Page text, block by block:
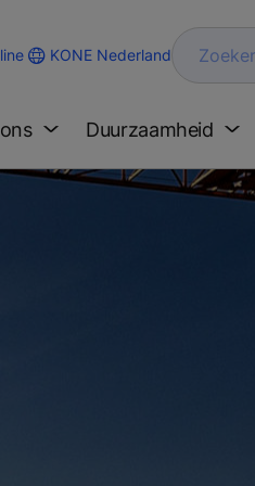
KONE Nederland Zoeken
Duurzaamheid